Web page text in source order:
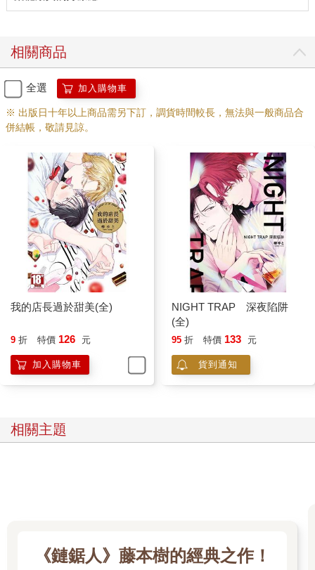
相關商品
全選 加入購物車
※ 出版日十年以上商品需另下訂，調貨時間較長，無法與一般商品合
併結帳，敬請見諒。
我的店長過於甜美(全)
9 折 特價 126 元
加入購物車
NIGHT TRAP 深夜陷阱
(全)
95 折 特價 133 元
貨到通知
相關主題
《鏈鋸人》藤本樹的經典之作！